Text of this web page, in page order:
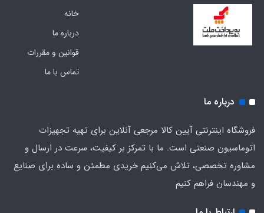
خانه
درباره ما
قوانین و مقررات
تماس با ما
درباره ما
فروشگاه اینترنتی آیین کالا مرجعی آنلاین برای تهیه تجهیزات
اتوماسیون صنعتی است. ما با تمرکز بر کیفیت، سرعت در ارسال و
مشاوره تخصصی، تلاش می‌کنیم خریدی مطمئن و ساده برای صنایع
و مهندسان فراهم کنیم